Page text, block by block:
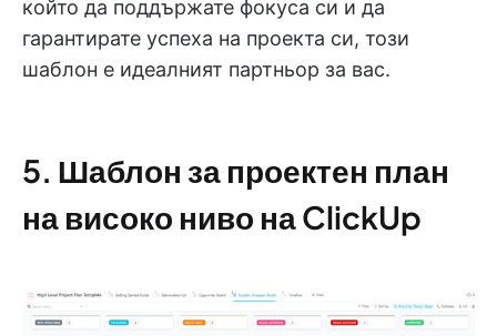
който да поддържате фокуса си и да
гарантирате успеха на проекта си, този
шаблон е идеалният партньор за вас.
5. Шаблон за проектен план
на високо ниво на ClickUp